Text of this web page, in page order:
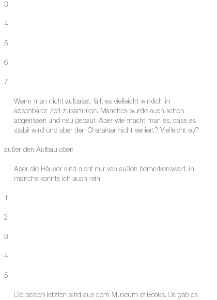
3
4
5
6
7
Wenn man nicht aufpasst, fällt es vielleicht wirklich in
absehbarer Zeit zusammen. Manches wurde auch schon
abgerissen und neu gebaut. Aber wie macht man es, dass es
stabil wird und aber den Charakter nicht verliert? Vielleicht so?
außer den Aufbau oben
Aber die Häuser sind nicht nur von außen bemerkenswert, in
manche konnte ich auch rein:
1
2
3
4
5
Die beiden letzten sind aus dem Museum of Books. Da gab es